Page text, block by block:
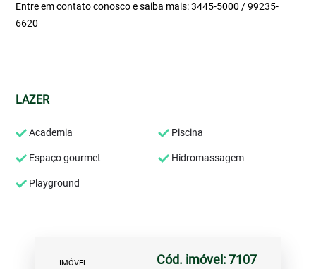
Entre em contato conosco e saiba mais: 3445-5000 / 99235-
6620
LAZER
Academia Piscina
Espaço gourmet Hidromassagem
Playground
IMÓVEL Cód. imóvel: 7107